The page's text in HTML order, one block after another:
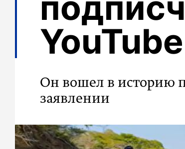
YouTube
Он вошел в историю
заявлении